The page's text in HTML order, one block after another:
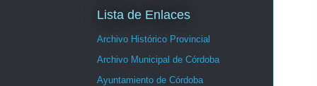
Lista de Enlaces
Archivo Histórico Provincial
Archivo Municipal de Córdoba
Ayuntamiento de Córdoba